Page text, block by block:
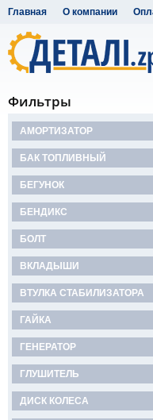
Главная О компании
Фильтры
АМОРТИЗАТОР
БАК ТОПЛИВНЫЙ
БЕГУНОК
БЕНДИКС
БОЛТ
ВКЛАДЫШИ
ВТУЛКА СТАБИЛИЗАТОРА
ГАЙКА
ГЕНЕРАТОР
ГЛУШИТЕЛЬ
ДИСК КОЛЕСА